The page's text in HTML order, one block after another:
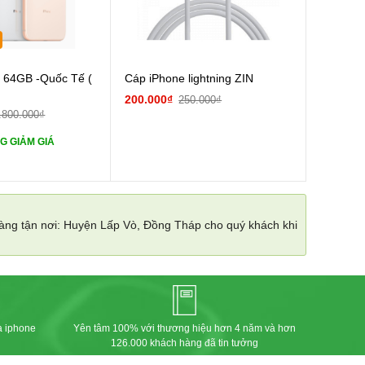
Cường lực 10D full
tai nghe iPhone 6S
Pin dự phòng và
64GB -Quốc Tế (
GIẢM GIÁ
Cáp iPhone lightning ZIN
200.000₫ 250.000₫
tận nơi: Huyện Lấp Vò, Đồng Tháp cho quý khách khi
iphone
Yên tâm 100% với thương hiệu hơn 4 năm và hơn
126.000 khách hàng đã tin tưởng